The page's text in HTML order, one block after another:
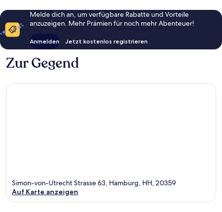
Melde dich an, um verfügbare Rabatte und Vorteile
anzuzeigen. Mehr Prämien für noch mehr Abenteuer!
Anmelden Jetzt kostenlos registrieren
Zur Gegend
Simon-von-Utrecht Strasse 63, Hamburg, HH, 20359
Auf Karte anzeigen